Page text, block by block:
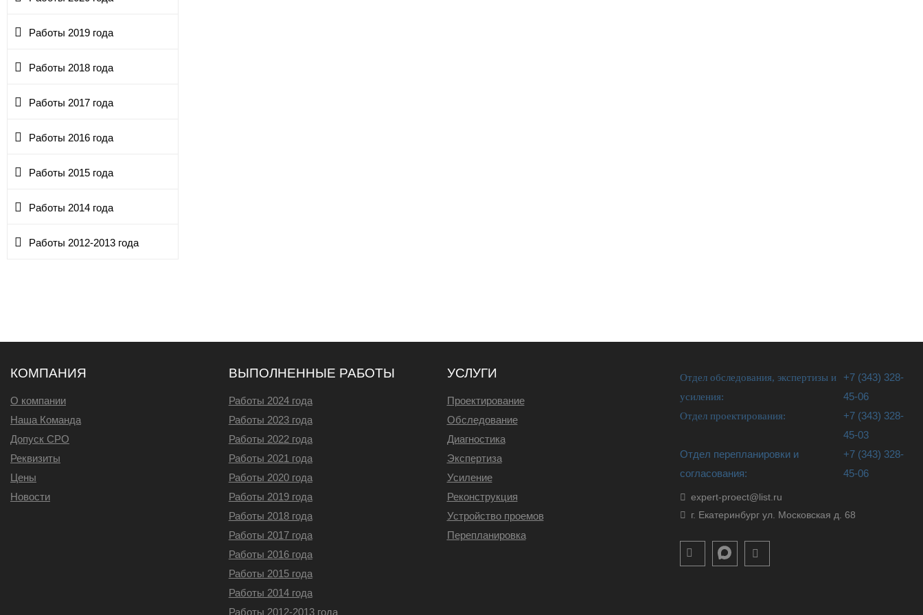
Работы 2019 года
Работы 2018 года
Работы 2017 года
Работы 2016 года
Работы 2015 года
Работы 2014 года
Работы 2012-2013 года
Отдел обследования, экспертизы и
усиления:
+7 (343) 328-
45-06
Отдел проектирования:
+7 (343) 328-
45-03
Отдел перепланировки и
согласования:
+7 (343) 328-
45-06
expert-proect@list.ru
г. Екатеринбург ул. Московская д. 68
КОМПАНИЯ
О компании
Наша Команда
Допуск СРО
Реквизиты
Цены
Новости
ВЫПОЛНЕННЫЕ РАБОТЫ
Работы 2024 года
Работы 2023 года
Работы 2022 года
Работы 2021 года
Работы 2020 года
Работы 2019 года
Работы 2018 года
Работы 2017 года
Работы 2016 года
Работы 2015 года
Работы 2014 года
Работы 2012-2013 года
УСЛУГИ
Проектирование
Обследование
Диагностика
Экспертиза
Усиление
Реконструкция
Устройство проемов
Перепланировка